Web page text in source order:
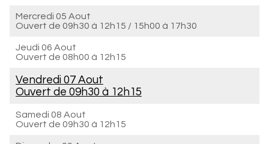
Mercredi 05 Aout
Ouvert de 09h30 à 12h15 / 15h00 à 17h30
Jeudi 06 Aout
Ouvert de 08h00 à 12h15
Vendredi 07 Aout
Ouvert de 09h30 à 12h15
Samedi 08 Aout
Ouvert de 09h30 à 12h15